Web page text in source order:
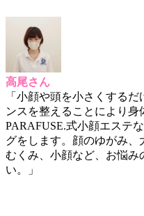
高尾さん
「小顔や頭を小さくする
ンスを整えることにより身
PARAFUSE.式小顔エステ
グをします。顔のゆがみ、
むくみ、小顔など、お悩み
い。」